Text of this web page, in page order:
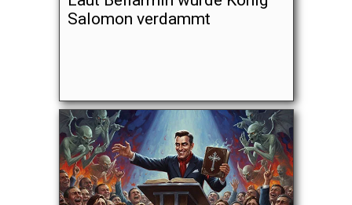
Salomon verdammt